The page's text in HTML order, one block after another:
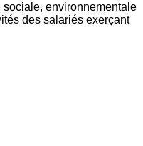
sociale, environnementale
des salariés exerçant